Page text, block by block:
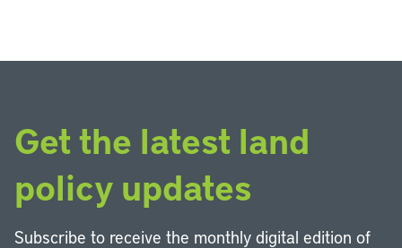
Get the latest land
policy updates
Subscribe to receive the monthly digital edition of